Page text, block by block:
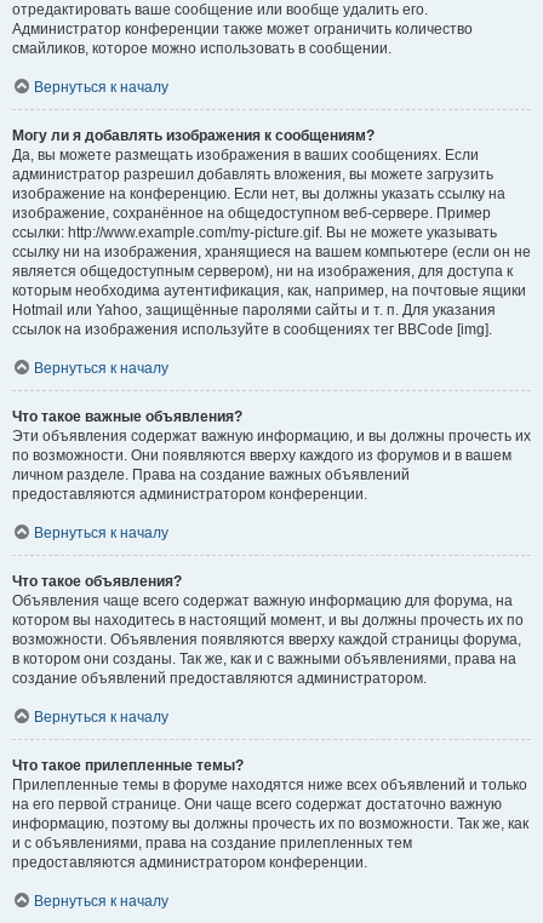
отредактировать ваше сообщение или вообще удалить его.
Администратор конференции также может ограничить количество
смайликов, которое можно использовать в сообщении.
Вернуться к началу
Могу ли я добавлять изображения к сообщениям?
Да, вы можете размещать изображения в ваших сообщениях. Если
администратор разрешил добавлять вложения, вы можете загрузить
изображение на конференцию. Если нет, вы должны указать ссылку на
изображение, сохранённое на общедоступном веб-сервере. Пример
ссылки: http://www.example.com/my-picture.gif. Вы не можете указывать
ссылку ни на изображения, хранящиеся на вашем компьютере (если он не
является общедоступным сервером), ни на изображения, для доступа к
которым необходима аутентификация, как, например, на почтовые ящики
Hotmail или Yahoo, защищённые паролями сайты и т. п. Для указания
ссылок на изображения используйте в сообщениях тег BBCode [img].
Вернуться к началу
Что такое важные объявления?
Эти объявления содержат важную информацию, и вы должны прочесть их
по возможности. Они появляются вверху каждого из форумов и в вашем
личном разделе. Права на создание важных объявлений
предоставляются администратором конференции.
Вернуться к началу
Что такое объявления?
Объявления чаще всего содержат важную информацию для форума, на
котором вы находитесь в настоящий момент, и вы должны прочесть их по
возможности. Объявления появляются вверху каждой страницы форума,
в котором они созданы. Так же, как и с важными объявлениями, права на
создание объявлений предоставляются администратором.
Вернуться к началу
Что такое прилепленные темы?
Прилепленные темы в форуме находятся ниже всех объявлений и только
на его первой странице. Они чаще всего содержат достаточно важную
информацию, поэтому вы должны прочесть их по возможности. Так же, как
и с объявлениями, права на создание прилепленных тем
предоставляются администратором конференции.
Вернуться к началу